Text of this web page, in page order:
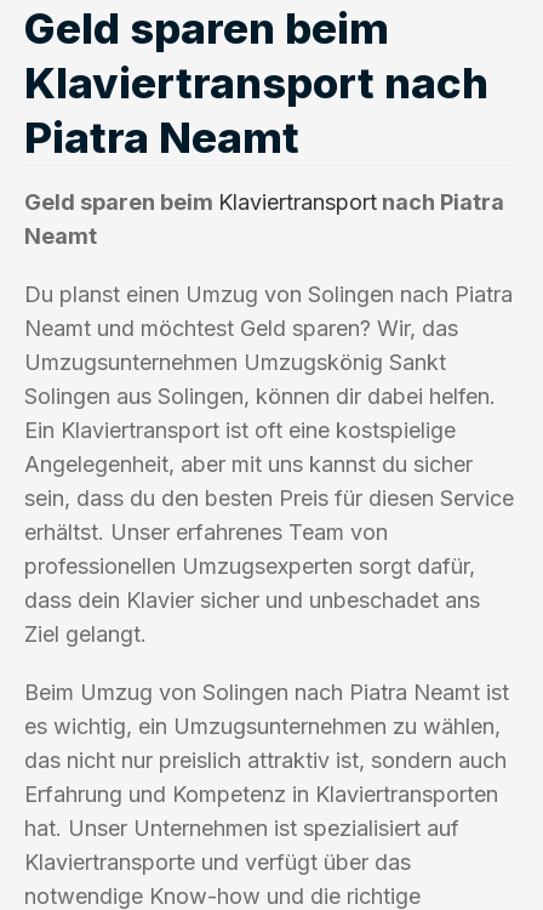
Geld sparen beim
Klaviertransport nach
Piatra Neamt
Geld sparen beim Klaviertransport nach Piatra
Neamt
Du planst einen Umzug von Solingen nach Piatra
Neamt und möchtest Geld sparen? Wir, das
Umzugsunternehmen Umzugskönig Sankt
Solingen aus Solingen, können dir dabei helfen.
Ein Klaviertransport ist oft eine kostspielige
Angelegenheit, aber mit uns kannst du sicher
sein, dass du den besten Preis für diesen Service
erhältst. Unser erfahrenes Team von
professionellen Umzugsexperten sorgt dafür,
dass dein Klavier sicher und unbeschadet ans
Ziel gelangt.
Beim Umzug von Solingen nach Piatra Neamt ist
es wichtig, ein Umzugsunternehmen zu wählen,
das nicht nur preislich attraktiv ist, sondern auch
Erfahrung und Kompetenz in Klaviertransporten
hat. Unser Unternehmen ist spezialisiert auf
Klaviertransporte und verfügt über das
notwendige Know-how und die richtige